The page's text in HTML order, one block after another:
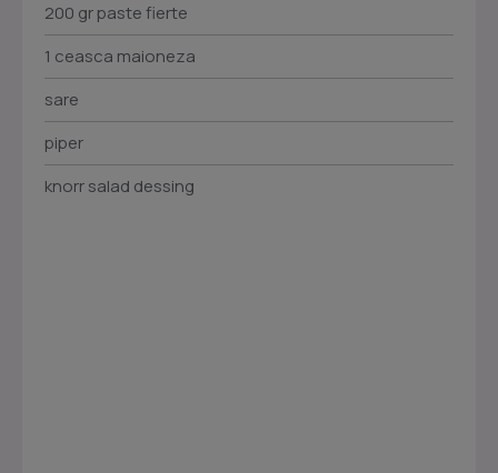
200 gr paste fierte
1 ceasca maioneza
sare
piper
knorr salad dessing